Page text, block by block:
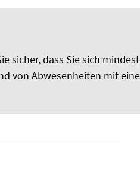
sicher, dass Sie sich
von Abwesenheiten mit